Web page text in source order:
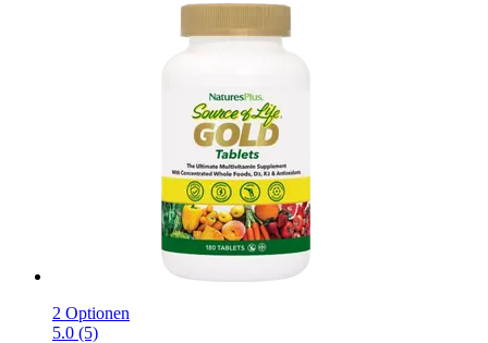
2 Optionen
5.0 (5)